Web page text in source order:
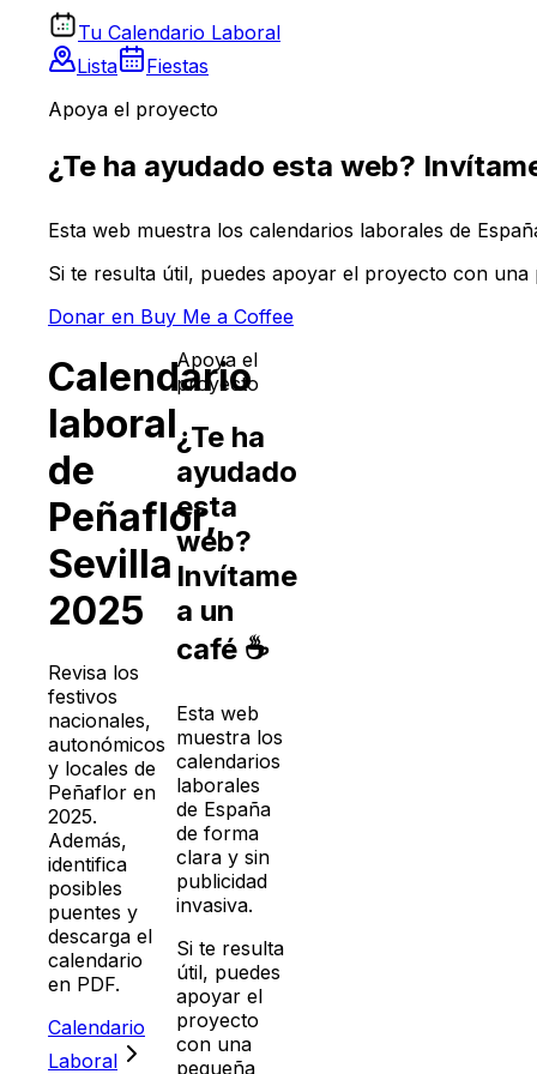
Tu Calendario Laboral
Lista
Fiestas
Apoya el proyecto
¿Te ha ayudado esta web?
Esta web muestra los calendarios laborales de
Si te resulta útil, puedes apoyar el proyecto con una
Donar en Buy Me a Coffee
Calendario
laboral
de
Peñaflor,
Sevilla
2025
Revisa los
festivos
nacionales,
autonómicos
y locales de
Peñaflor en
2025.
Además,
identifica
posibles
puentes y
descarga el
calendario
en PDF.
Calendario
Laboral
Apoya el
proyecto
¿Te ha
ayudado
esta
web?
Invítame
a un
café ☕
Esta web
muestra los
calendarios
laborales
de España
de forma
clara y sin
publicidad
invasiva.
Si te resulta
útil, puedes
apoyar el
proyecto
con una
pequeña